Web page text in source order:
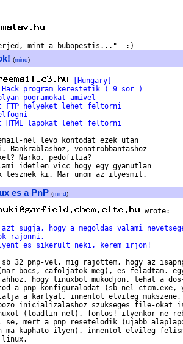
(mind)
[Hungary]
Hack program kerestetik ( 9 sor )
pogramokat amivel
FTP helyeket lehet feltorni
HTML lapokat lehet feltorni
nel levo kontodat ezek utan
Bankrablashoz, vonatrobbantashoz
Narko, pedofilia?
idetlen vicc hogy egy gyanutlan
tesznek ki. Mar unom az ilyesmit.
es a PnP (mind)
wrote:
sugja, hogy a megoldas valami
rajonni.
es sikerult neki, kerem irjon!
32 pnp-vel, mig rajottem, hogy az
bocs, cafoljatok meg), es feladtam.
hogy linuxbol mukodjon. tehat a
a pnp konfiguralodat (sb-nel ctcm.exe,
a kartyat. innentol elvileg
inicializalashoz szukseges file-okat
(loadlin-nel). fontos! ilyenkor ne
mert a pnp resetelodik (ujabb
ma kaphato ilyen). innentol elvileg
linux.